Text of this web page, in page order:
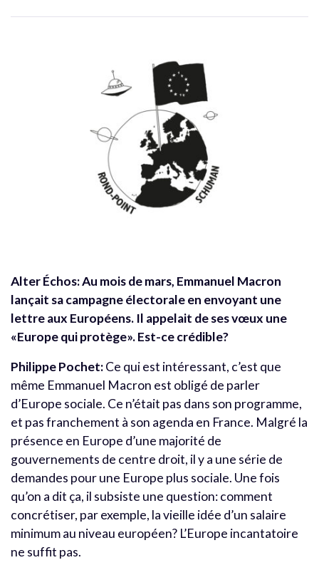
Alter Échos: Au mois de mars, Emmanuel Macron
lançait sa campagne électorale en envoyant une
lettre aux Européens. Il appelait de ses vœux une
«Europe qui protège». Est-ce crédible?
Philippe Pochet:Ce qui est intéressant, c’est que
même Emmanuel Macron est obligé de parler
d’Europe sociale. Ce n’était pas dans son programme,
et pas franchement à son agenda en France. Malgré la
présence en Europe d’une majorité de
gouvernements de centre droit, il y a une série de
demandes pour une Europe plus sociale. Une fois
qu’on a dit ça, il subsiste une question: comment
concrétiser, par exemple, la vieille idée d’un salaire
minimum au niveau européen? L’Europe incantatoire
ne suffit pas.